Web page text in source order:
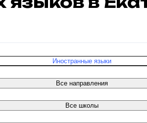
Иностранные языки
Все направления
Все школы